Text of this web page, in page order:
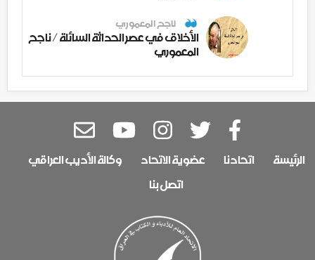
ناجح المعموري
الأخلاق في عصر الحداثة السائلة / ناجح
المعموري
الرئيسة اتحادنا عضوية الاتحاد
وكالة الأديب العراقي
اتصل بنا